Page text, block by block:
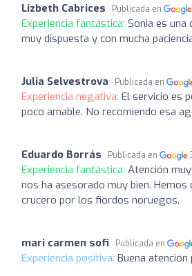
Lizbeth Cabrices Publicada en
Experiencia fantástica: Sonia es una
muy dispuesta y con mucha
Julia Selvestrova Publicada en
Experiencia negativa: El servicio es
poco amable. No recomiendo esa
Eduardo Borrás Publicada en
Experiencia fantástica: Atención
nos ha asesorado muy bien. Hemos
crucero por los fiordos noruegos.
mari carmen sofi Publicada en
Experiencia positiva: Buena